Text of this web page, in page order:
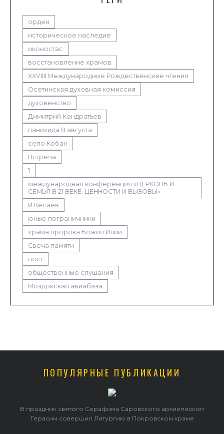
орден
историческое наследие
иконостас
восстановление храмов
XXVIIII Международные Рождественские чтения
Осетинская духовная комиссия
духовенство
Димитрий Кондратьев
панихида 8 августа
село Кобан
Встреча
1
международная конференция «ЦЕРКОВЬ И
СЕМЬЯ В 21 ВЕКЕ. ЦЕННОСТИ И ВЫЗОВЫ»
И.Кесаев
юные пограничники
храма пророка Божия Илии
Свеча памяти
пост
общественные слушания
Моздокская авиабаза
ПОПУЛЯРНЫЕ ПУБЛИКАЦИИ
В праздник святого Серафима Саровского архиепископ
Герасим совершил Литургию в Покровском храме